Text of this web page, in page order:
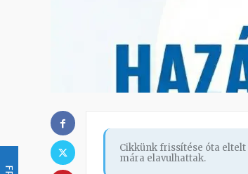
Cikkünk frissítése óta eltelt
mára elavulhattak.